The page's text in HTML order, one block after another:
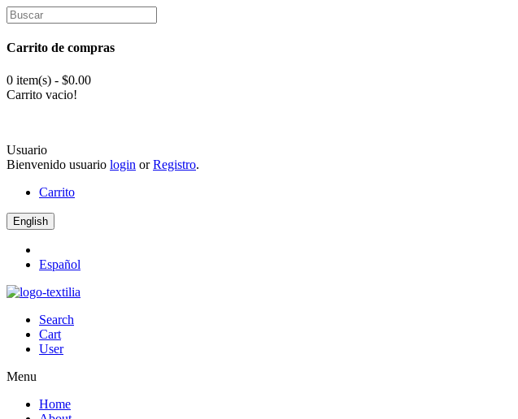
Carrito de compras
0 item(s) - $0.00
Carrito vacio!
Usuario
Bienvenido usuario login orRegistro.
Carrito
English
Español
Search
Cart
User
Menu
Home